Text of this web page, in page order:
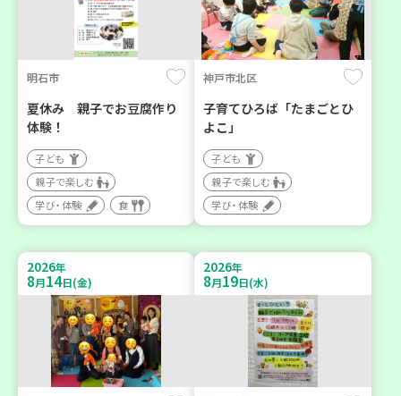
明石市
夏休み 親子でお豆腐作り
体験！
子ども
親子で楽しむ
学び・体験
食
神戸市北区
子育てひろば「たまごとひ
よこ」
子ども
親子で楽しむ
学び・体験
2026年
8月14日(金)
2026年
8月19日(水)